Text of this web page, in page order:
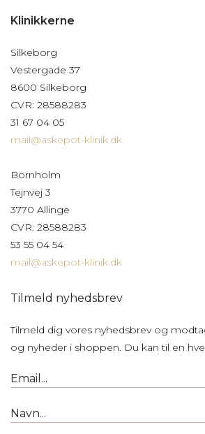
Klinikkerne
Silkeborg
Vestergade 37
8600 Silkeborg
CVR: 28588283
31 67 04 05
mail@askepot-klinik.dk
Bornholm
Tejnvej 3
3770 Allinge
CVR: 28588283
53 55 04 54
mail@askepot-klinik.dk
Tilmeld nyhedsbrev
Tilmeld dig vores nyhedsbrev og
og nyheder i shoppen. Du kan til en